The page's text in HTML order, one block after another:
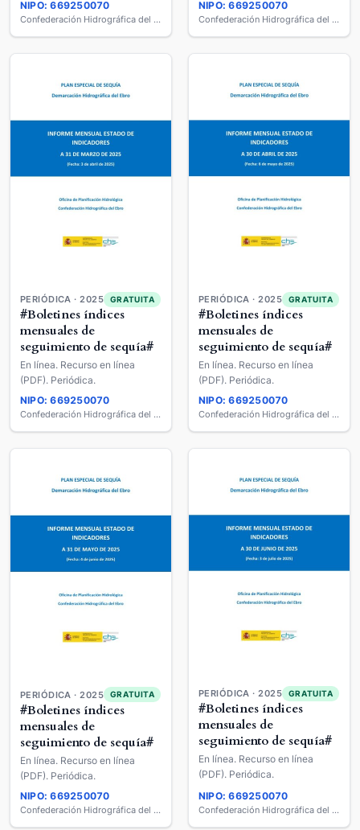
NIPO: 669250070
Confederación Hidrográfica del Ebro
NIPO: 669250070
Confederación Hidrográfica del Ebro
PERIÓDICA · 2025 GRATUITA
#Boletines índices
mensuales de
seguimiento de sequía#
En línea. Recurso en línea
(PDF). Periódica.
NIPO: 669250070
Confederación Hidrográfica del Ebro
PERIÓDICA · 2025 GRATUITA
#Boletines índices
mensuales de
seguimiento de sequía#
En línea. Recurso en línea
(PDF). Periódica.
NIPO: 669250070
Confederación Hidrográfica del Ebro
PERIÓDICA · 2025 GRATUITA
#Boletines índices
mensuales de
seguimiento de sequía#
En línea. Recurso en línea
(PDF). Periódica.
NIPO: 669250070
Confederación Hidrográfica del Ebro
PERIÓDICA · 2025 GRATUITA
#Boletines índices
mensuales de
seguimiento de sequía#
En línea. Recurso en línea
(PDF). Periódica.
NIPO: 669250070
Confederación Hidrográfica del Ebro